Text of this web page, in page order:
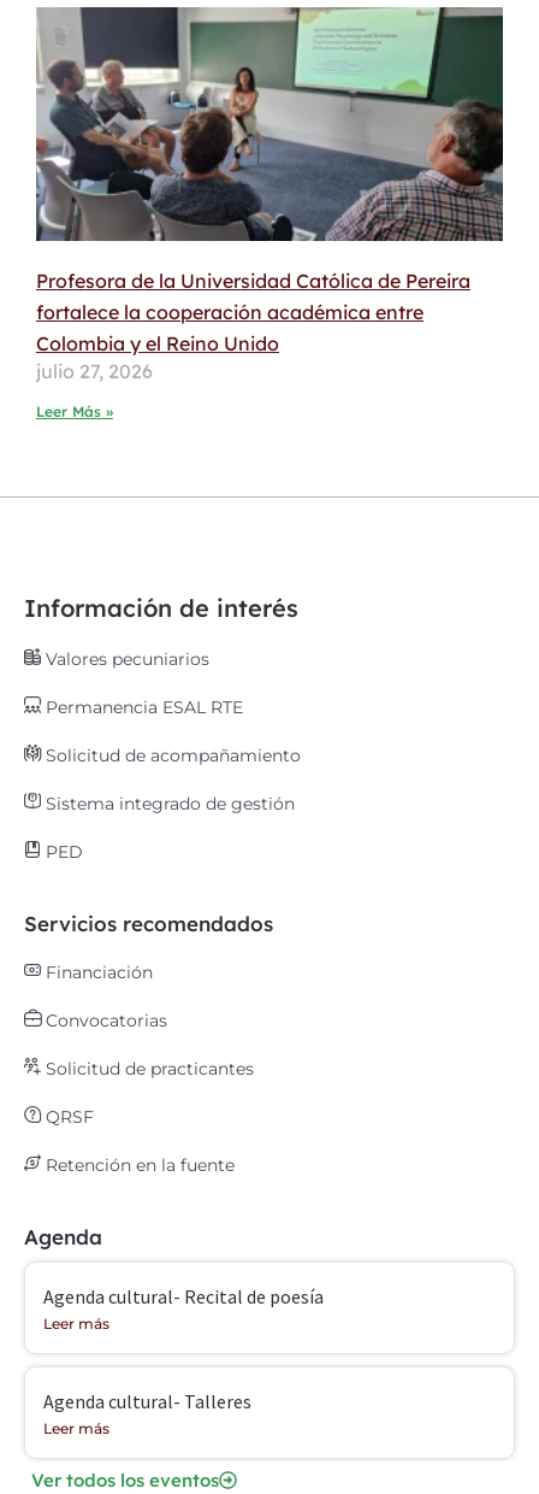
Profesora de la Universidad Católica de Pereira
fortalece la cooperación académica entre
Colombia y el Reino Unido
julio 27, 2026
Leer Más »
Información de interés
Valores pecuniarios
Permanencia ESAL RTE
Solicitud de acompañamiento
Sistema integrado de gestión
PED
Servicios recomendados
Financiación
Convocatorias
Solicitud de practicantes
QRSF
Retención en la fuente
Agenda
Agenda cultural- Recital de poesía
Leer más
Agenda cultural- Talleres
Leer más
Ver todos los eventos